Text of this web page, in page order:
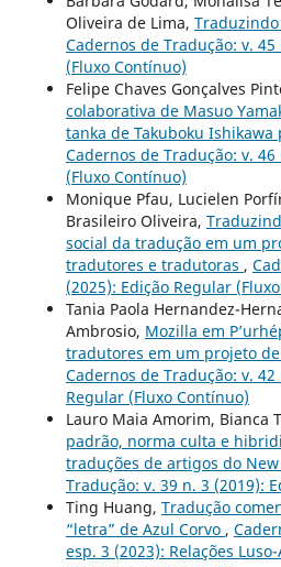
Oliveira de Lima,
Cadernos de Tradução: v.
(Fluxo Contínuo)
Felipe Chaves Gonçalves
colaborativa de Masuo
tanka de Takuboku
Cadernos de Tradução: v.
(Fluxo Contínuo)
Monique Pfau, Lucielen
Brasileiro Oliveira,
social da tradução em um
tradutores e tradutoras ,
(2025): Edição Regular
Tania Paola Hernandez-
Ambrosio, Mozilla em
tradutores em um projeto
Cadernos de Tradução: v. 42
Regular (Fluxo Contínuo)
Lauro Maia Amorim, Bianca
padrão, norma culta e
traduções de artigos do New
Tradução: v. 39 n. 3 (2019):
Ting Huang, Tradução
“letra” de Azul Corvo ,
esp. 3 (2023): Relações